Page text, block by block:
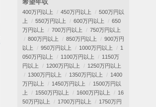
希望年収
400万円以上 450万円以上
500万円以
上
550万円以上 600万円以上
650
万円以上
700万円以上
750万円以上
800万円以上
850万円以上
900万円
以上
950万円以上 1000万円以上
1
050万円以上
1100万円以上
1150万
円以上
1200万円以上
1250万円以上
1300万円以上
1350万円以上
1400
万円以上
1450万円以上
1500万円以
上
1550万円以上 1600万円以上
16
50万円以上
1700万円以上
1750万円